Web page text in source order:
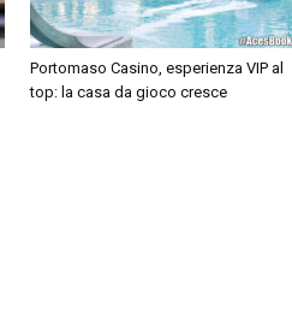
Portomaso Casino, esperienza VIP al
top: la casa da gioco cresce